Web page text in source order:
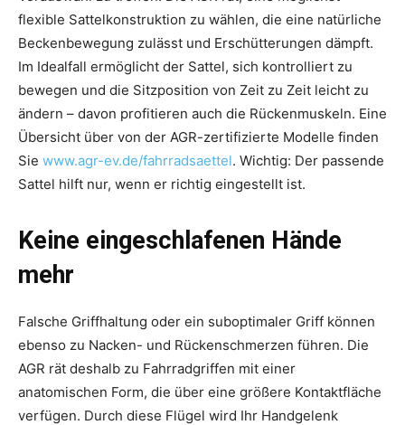
flexible Sattelkonstruktion zu wählen, die eine natürliche
Beckenbewegung zulässt und Erschütterungen dämpft.
Im Idealfall ermöglicht der Sattel, sich kontrolliert zu
bewegen und die Sitzposition von Zeit zu Zeit leicht zu
ändern – davon profitieren auch die Rückenmuskeln. Eine
Übersicht über von der AGR-zertifizierte Modelle finden
Sie www.agr-ev.de/fahrradsaettel. Wichtig: Der passende
Sattel hilft nur, wenn er richtig eingestellt ist.
Keine eingeschlafenen Hände
mehr
Falsche Griffhaltung oder ein suboptimaler Griff können
ebenso zu Nacken- und Rückenschmerzen führen. Die
AGR rät deshalb zu Fahrradgriffen mit einer
anatomischen Form, die über eine größere Kontaktfläche
verfügen. Durch diese Flügel wird Ihr Handgelenk